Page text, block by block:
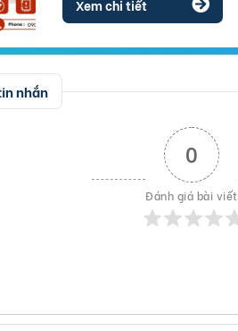
Xem chi tiết
nhắn
0
Đánh giá bài viết